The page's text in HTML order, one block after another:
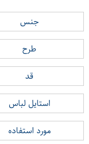
جنس
طرح
قد
استایل لباس
مورد استفاده